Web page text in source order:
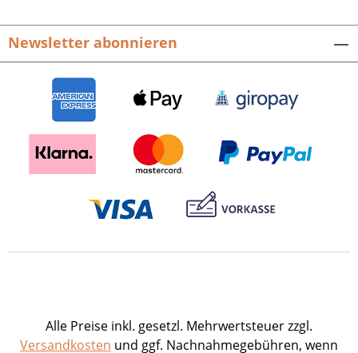
Newsletter abonnieren
Alle Preise inkl. gesetzl. Mehrwertsteuer zzgl.
Versandkosten und ggf. Nachnahmegebühren, wenn